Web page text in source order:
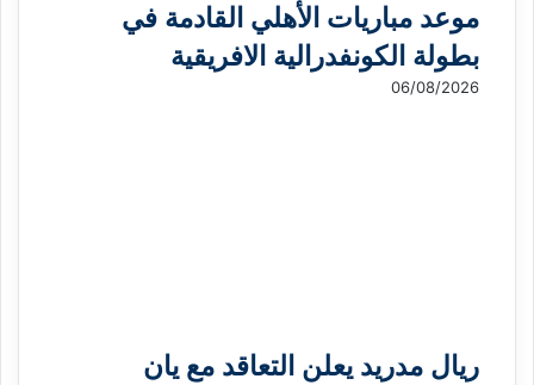
موعد مباريات الأهلي القادمة في
بطولة الكونفدرالية الافريقية
06/08/2026
ريال مدريد يعلن التعاقد مع يان